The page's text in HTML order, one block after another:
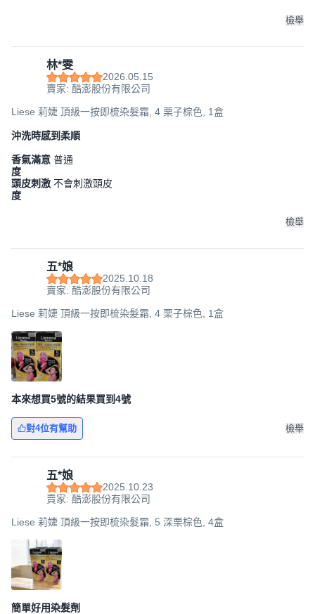
檢舉
林*雯
2026.05.15
賣家: 酷澎股份有限公司
Liese 莉婕 頂級一按即梳染髮霜, 4 栗子棕色, 1盒
沖洗時感到柔順
香氣滿意
度
普通
頭皮刺激
度
不會刺激頭皮
檢舉
五*娘
2025.10.18
賣家: 酷澎股份有限公司
Liese 莉婕 頂級一按即梳染髮霜, 4 栗子棕色, 1盒
本來想買5號的結果買到4號
對4位有幫助 檢舉
五*娘
2025.10.23
賣家: 酷澎股份有限公司
Liese 莉婕 頂級一按即梳染髮霜, 5 深栗棕色, 4盒
簡單好用染髮劑